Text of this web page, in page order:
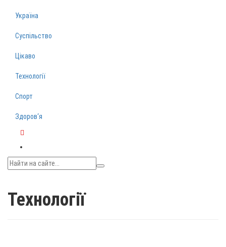
Україна
Суспільство
Цікаво
Технології
Спорт
Здоров‘я
Технології